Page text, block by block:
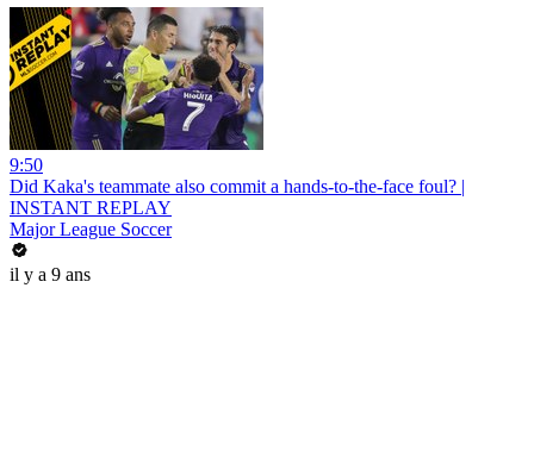
9:50
Did Kaka's teammate also commit a hands-to-the-face foul? |
INSTANT REPLAY
Major League Soccer
il y a 9 ans